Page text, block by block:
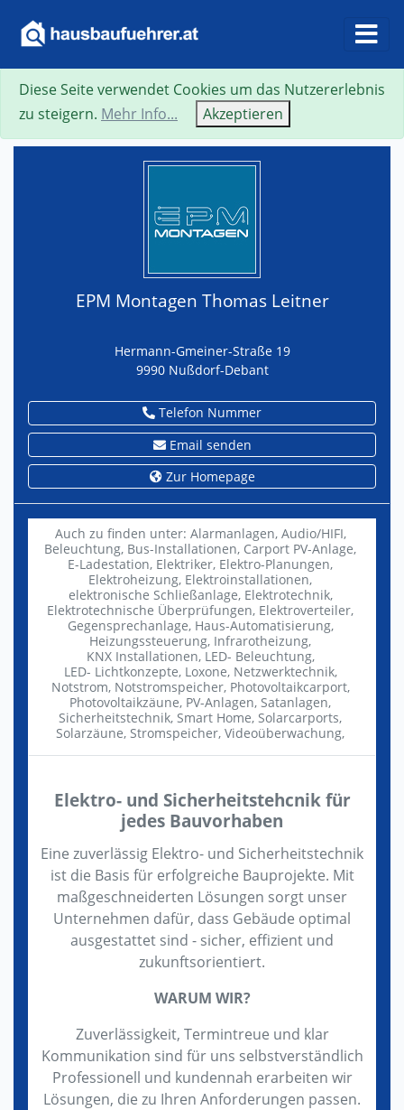
Suche Neue Suche Zurück
EPM Montagen Thomas Leitner
Hermann-Gmeiner-Straße 19
9990 Nußdorf-Debant
Telefon Nummer
Email senden
Zur Homepage
Auch zu finden unter: Alarmanlagen, Audio/HIFI,
Beleuchtung, Bus-Installationen, Carport PV-Anlage,
E-Ladestation, Elektriker, Elektro-Planungen,
Elektroheizung, Elektroinstallationen,
elektronische Schließanlage, Elektrotechnik,
Elektrotechnische Überprüfungen, Elektroverteiler,
Gegensprechanlage, Haus-Automatisierung,
Heizungssteuerung, Infrarotheizung,
KNX Installationen, LED- Beleuchtung,
LED- Lichtkonzepte, Loxone, Netzwerktechnik,
Notstrom, Notstromspeicher, Photovoltaikcarport,
Photovoltaikzäune, PV-Anlagen, Satanlagen,
Sicherheitstechnik, Smart Home, Solarcarports,
Solarzäune, Stromspeicher, Videoüberwachung,
Elektro- und Sicherheitstehcnik für
jedes Bauvorhaben
Eine zuverlässig Elektro- und Sicherheitstechnik
ist die Basis für erfolgreiche Bauprojekte. Mit
maßgeschneiderten Lösungen sorgt unser
Unternehmen dafür, dass Gebäude optimal
ausgestattet sind - sicher, effizient und
zukunftsorientiert.
WARUM WIR?
Zuverlässigkeit, Termintreue und klar
Kommunikation sind für uns selbstverständlich
Professionell und kundennah erarbeiten wir
Lösungen, die zu Ihren Anforderungen passen.
Diese Seite verwendet Cookies um das Nutzererlebnis
zu steigern. Mehr Info... Akzeptieren